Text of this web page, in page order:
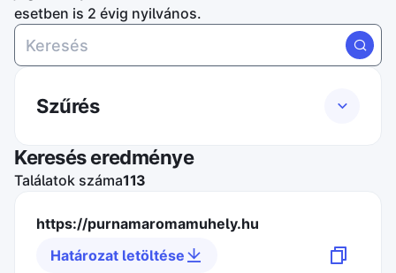
esetben is 2 évig nyilvános.
Szűrés
jogsértés?
Honlapon
Eljáró hatóság
Fogyasztóvédelmi hatóság
Keresés eredménye
Találatok száma113
https://purnamaromamuhely.hu
Határozat letöltése